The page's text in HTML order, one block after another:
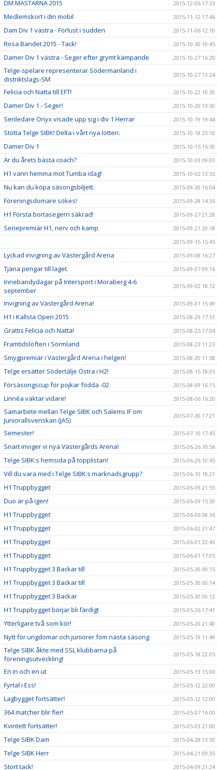
DM MÄSTARNA 2015 2015-12-06 17:33
Medlemskort i din mobil 2015-11-12 17:46
Dam Div 1 västra - Förlust i sudden 2015-11-06 12:10
Rosa Bandet 2015 - Tack! 2015-10-30 10:45
Damer Div 1 västra - Seger efter grymt kämpande 2015-10-27 16:20
Telge-spelare representerar Södermanland i
distriktslags-SM
2015-10-27 13:24
Felicia och Natta till EFT! 2015-10-22 10:30
Damer Div 1 - Seger! 2015-10-20 13:30
Seriledare Onyx visade upp sig i div 1 Herrar 2015-10-19 19:44
Stötta Telge SIBK! Delta i vårt nya lotteri. 2015-10-18 23:10
Damer Div 1 2015-10-15 16:50
Är du årets bästa coach? 2015-10-03 09:03
H1 vann hemma mot Tumba idag! 2015-10-02 13:55
Nu kan du köpa säsongsbiljett. 2015-09-30 16:04
Föreningsdomare sökes! 2015-09-28 14:36
H1 Första bortasegern säkrad! 2015-09-27 21:28
Seriepremiär H1, nerv och kamp
2015-09-21 20:18
2015-09-15 15:45
Lyckad invigning av Västergård Arena 2015-09-08 16:27
Tjäna pengar till laget. 2015-09-07 09:16
Innebandydagar på Intersport i Moraberg 4-6
september
2015-09-02 18:12
Invigning av Västergård Arena! 2015-09-01 15:49
H1 i Kallsta Open 2015 2015-08-29 17:51
Grattis Felicia och Natta! 2015-08-25 17:04
Framtidslöften i Sörmland 2015-08-23 11:23
Smygpremiär i Västergård Arena i helgen! 2015-08-20 11:38
Telge ersätter Södertälje Östra i H2! 2015-08-15 18:05
Försäsongscup för pojkar födda -02 2015-08-09 16:15
Linnéa vaktar vidare! 2015-08-06 16:20
Samarbete mellan Telge SIBK och Salems IF om
Juniorallsvenskan (JAS)
2015-07-30 17:21
Semester! 2015-07-10 17:45
Snart inviger vi nya Västergårds Arena! 2015-06-26 10:56
Telge SIBK:s hemsida på topplistan! 2015-06-26 10:45
Vill du vara med i Telge SIBK:s marknadsgrupp? 2015-06-10 18:21
H1 Truppbygget 2015-06-09 21:55
Duo är på igen! 2015-06-09 15:30
H1 Truppbygget 2015-06-06 08:36
H1 Truppbygget 2015-06-02 21:47
H1 Truppbygget 2015-06-01 22:43
H1 Truppbygget 2015-06-01 17:05
H1 Truppbygget 3 Backar till 2015-05-30 00:15
H1 Truppbygget 3 Backar till 2015-05-30 00:14
H1 Truppbygget 3 Backar 2015-05-30 00:12
H1 Truppbygget börjar bli färdigt 2015-05-26 17:41
Ytterligare två som kör! 2015-05-20 21:40
Nytt för ungdomar och juniorer fom nästa säsong 2015-05-19 11:49
Telge SIBK åkte med SSL klubbarna på
föreningsutveckling!
2015-05-18 22:05
En in och en ut 2015-05-13 15:00
Fyrtal i Ess! 2015-05-12 22:00
Lagbygget fortsätter! 2015-05-12 12:00
364 matcher blir fler! 2015-05-07 16:00
Kvintett fortsätter! 2015-05-03 21:00
Telge SIBK Dam 2015-04-28 13:30
Telge SIBK Herr 2015-04-21 09:35
Stort tack! 2015-04-09 21:24